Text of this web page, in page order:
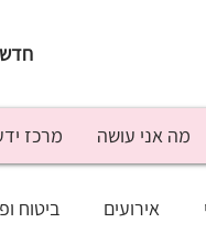
חדש
מה אני עושה מרכז
אירועים ביטוח